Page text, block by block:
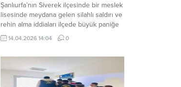
Şanlıurfa’nın Siverek ilçesinde bir meslek
lisesinde meydana gelen silahlı saldırı ve
rehin alma iddiaları ilçede büyük paniğe
neden oldu. Olay yerine çok sayıda özel
harekat polisi ve sağlık ekibi sevk
çalışmaları devam ediyor. Haber Merkezi
– Siverek ilçesi Hasan Çelebi
Mahallesi’nde bulunan Ahmet Koyuncu
14.04.2026 14:04 0